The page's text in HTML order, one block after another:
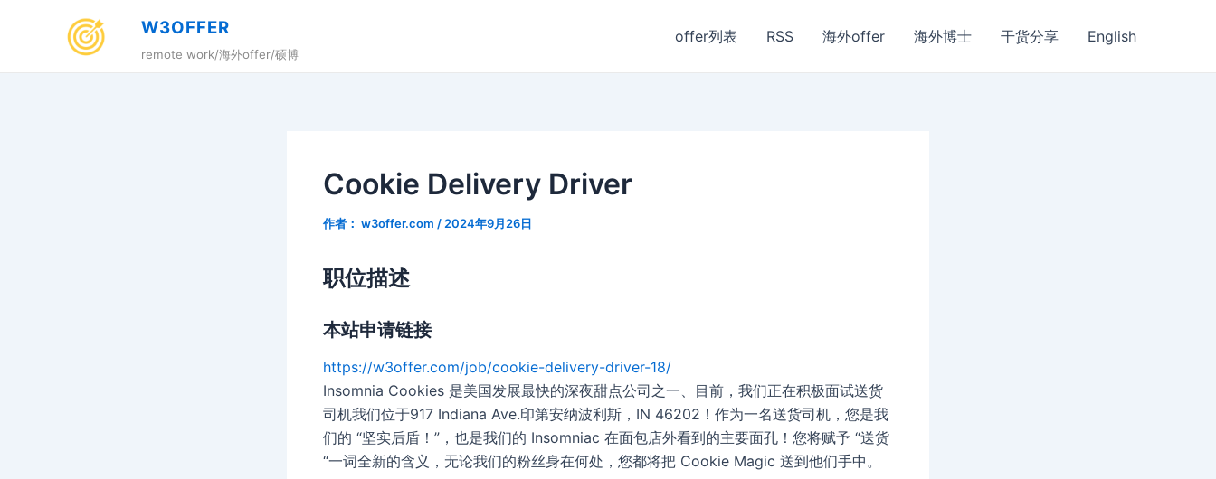
W3OFFER
remote work/海外offer/硕博
offer列表 RSS 海外offer 海外博士 干货分享 English
Cookie Delivery Driver
作者： w3offer.com / 2024年9月26日
职位描述
本站申请链接
https://w3offer.com/job/cookie-delivery-driver-18/
Insomnia Cookies 是美国发展最快的深夜甜点公司之一、目前，我们正在积极面试送货
司机我们位于917 Indiana Ave.印第安纳波利斯，IN 46202！作为一名送货司机，您是我
们的 “坚实后盾！”，也是我们的 Insomniac 在面包店外看到的主要面孔！您将赋予 “送货
“一词全新的含义，无论我们的粉丝身在何处，您都将把 Cookie Magic 送到他们手中。